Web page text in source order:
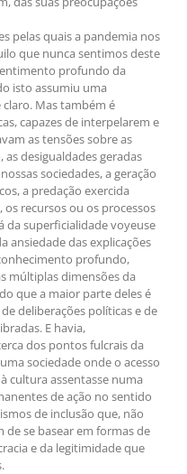
pelas quais a pandemia nos
que nunca sentimos deste
profundo da
isto assumiu uma
Mas também é
capazes de interpelarem e
as tensões sobre as
desigualdades geradas
sociedades, a geração
a predação exercida
recursos ou os processos
da superficialidade voyeuse
ansiedade das explicações
profundo,
múltiplas dimensões da
que a maior parte deles é
deliberações políticas e de
E havia,
dos pontos fulcrais da
sociedade onde o acesso
cultura assentasse numa
de ação no sentido
de inclusão que, não
se basear em formas de
e da legitimidade que